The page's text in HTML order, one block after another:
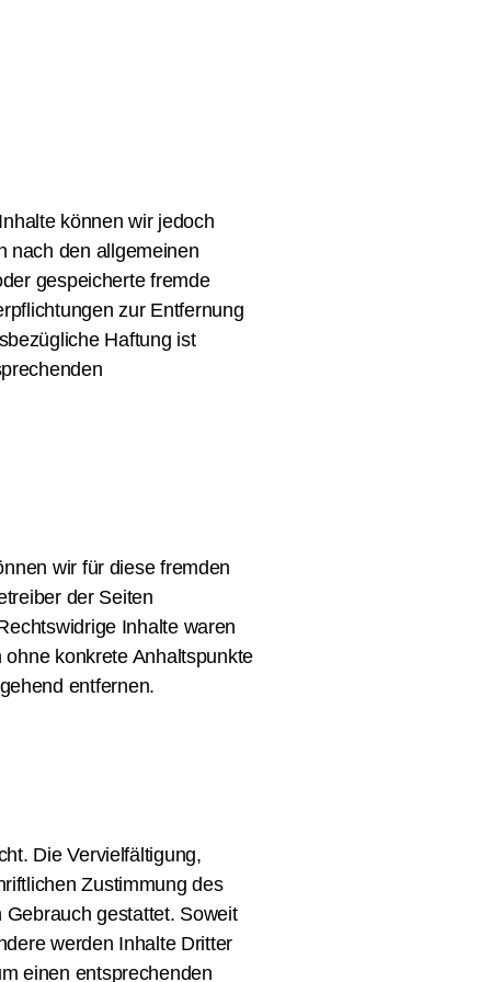
können wir jedoch
nach den allgemeinen
gespeicherte fremde
zur Entfernung
Haftung ist
wir für diese fremden
der Seiten
Inhalte waren
konkrete Anhaltspunkte
entfernen.
Die Vervielfältigung,
Zustimmung des
gestattet. Soweit
werden Inhalte Dritter
einen entsprechenden